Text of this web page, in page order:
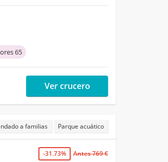
65
Ver crucero
a familias Parque acuático
-31.73%
Antes 769 €